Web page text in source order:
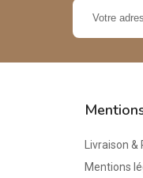
Livraison
Mentions